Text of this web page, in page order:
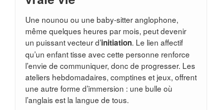
Une nounou ou une baby-sitter anglophone,
même quelques heures par mois, peut devenir
un puissant vecteur d’initiation. Le lien affectif
qu’un enfant tisse avec cette personne renforce
l’envie de communiquer, donc de progresser. Les
ateliers hebdomadaires, comptines et jeux, offrent
une autre forme d’immersion : une bulle où
l’anglais est la langue de tous.